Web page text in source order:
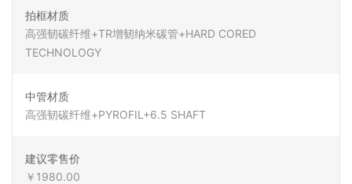
拍框材质
高强韧碳纤维+TR增韧纳米碳管+HARD CORED
TECHNOLOGY
中管材质
高强韧碳纤维+PYROFIL+6.5 SHAFT
建议零售价
￥1980.00